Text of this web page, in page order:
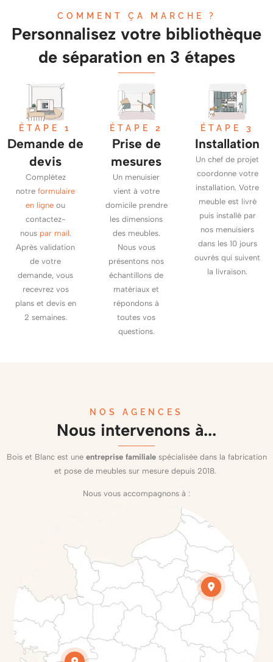
COMMENT ÇA MARCHE ?
Personnalisez votre bibliothèque
de séparation en 3 étapes
ÉTAPE 1
Demande de
devis
Complétez
notreformulaire
en ligne ou
contactez-
nous par mail.
Après validation
de votre
demande, vous
recevrez vos
plans et devis en
2 semaines.
ÉTAPE 2
Prise de
mesures
Un menuisier
vient à votre
domicile prendre
les dimensions
des meubles.
Nous vous
présentons nos
échantillons de
matériaux et
répondons à
toutes vos
questions.
ÉTAPE 3
Installation
Un chef de projet
coordonne votre
installation. Votre
meuble est livré
puis installé par
nos menuisiers
dans les 10 jours
ouvrés qui suivent
la livraison.
NOS AGENCES
Nous intervenons à...
Bois et Blanc est une entreprise familialespécialisée dans la fabrication
et pose de meubles sur mesure depuis 2018.
Nous vous accompagnons à :